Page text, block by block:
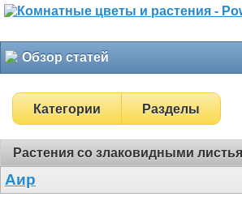
Обзор статей
Категории Разделы
Растения со злаковидными
Аир